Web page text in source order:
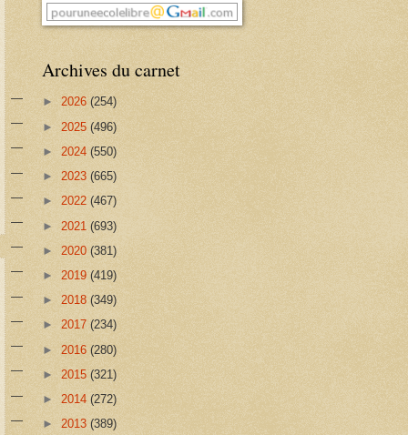
Archives du carnet
► 2026 (254)
► 2025 (496)
► 2024 (550)
► 2023 (665)
► 2022 (467)
► 2021 (693)
► 2020 (381)
► 2019 (419)
► 2018 (349)
► 2017 (234)
► 2016 (280)
► 2015 (321)
► 2014 (272)
► 2013 (389)